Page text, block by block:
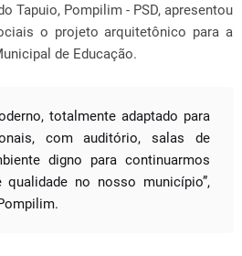
Tapuio, Pompilim - PSD, apresentou
o projeto arquitetônico para a
de Educação.
totalmente adaptado para
com auditório, salas de
digno para continuarmos
qualidade no nosso município”,